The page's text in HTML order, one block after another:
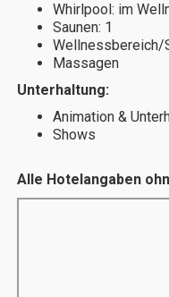
Whirlpool: im
Saunen: 1
Wellnessbereich/
Massagen
Unterhaltung:
Animation &
Shows
Alle Hotelangaben